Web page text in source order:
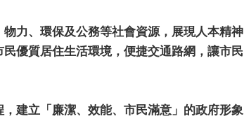
力、環保及公務等社會資源，展現人本精
優質居住生活環境，便捷交通路網，讓市
建立「廉潔、效能、市民滿意」的政府形